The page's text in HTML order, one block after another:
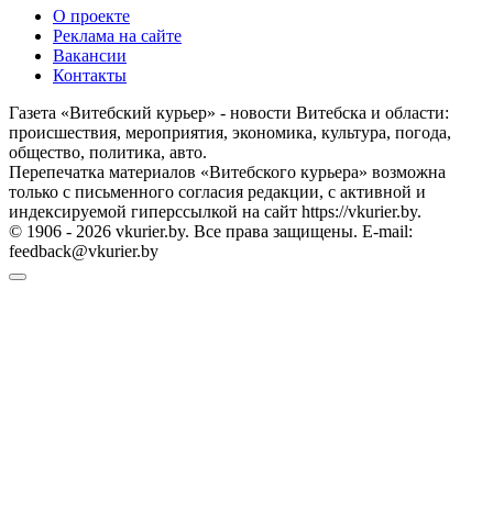
О проекте
Реклама на сайте
Вакансии
Контакты
Газета «Витебский курьер» - новости Витебска и области:
происшествия, мероприятия, экономика, культура, погода,
общество, политика, авто.
Перепечатка материалов «Витебского курьера» возможна
только с письменного согласия редакции, с активной и
индексируемой гиперссылкой на сайт https://vkurier.by.
© 1906 - 2026 vkurier.by. Все права защищены. E-mail:
feedback@vkurier.by